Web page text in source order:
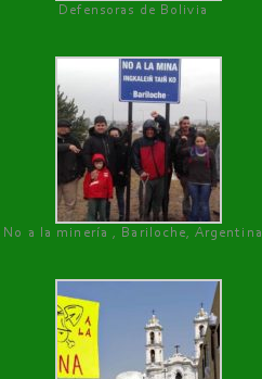
Defensoras de Bolivia
No a la minería , Bariloche, Argentina